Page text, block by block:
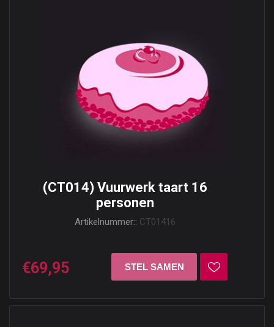
(CT014) Vuurwerk taart 16
personen
Artikelnummer:: CT01416
€69,95